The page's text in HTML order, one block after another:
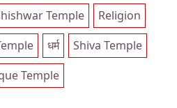
Temple
Religion
धर्म
Shiva Temple
Temple